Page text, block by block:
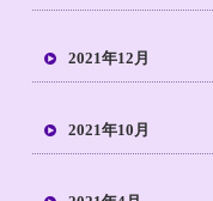
2021年12月
2021年10月